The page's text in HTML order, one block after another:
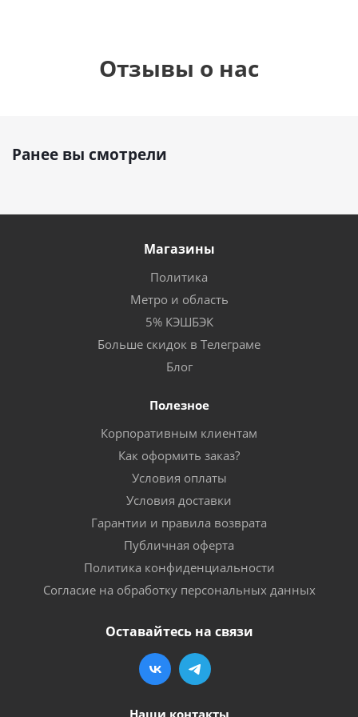
Отзывы о нас
Ранее вы смотрели
Магазины
Политика
Метро и область
5% КЭШБЭК
Больше скидок в Телеграме
Блог
Полезное
Корпоративным клиентам
Как оформить заказ?
Условия оплаты
Условия доставки
Гарантии и правила возврата
Публичная оферта
Политика конфиденциальности
Согласие на обработку персональных данных
Оставайтесь на связи
Наши контакты